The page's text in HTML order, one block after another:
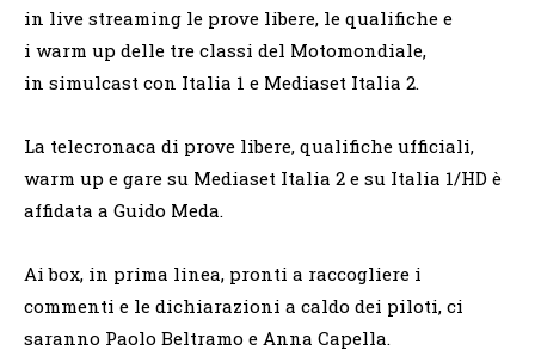
in live streaming le prove libere, le qualifiche e
i warm up delle tre classi del Motomondiale,
in simulcast con Italia 1 e Mediaset Italia 2.
La telecronaca di prove libere, qualifiche ufficiali,
warm up e gare su Mediaset Italia 2 e su Italia 1/HD è
affidata a Guido Meda.
Ai box, in prima linea, pronti a raccogliere i
commenti e le dichiarazioni a caldo dei piloti, ci
saranno Paolo Beltramo e Anna Capella.